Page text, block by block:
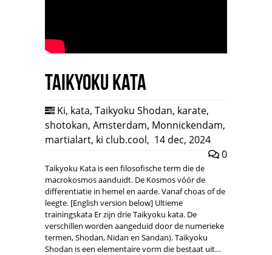
Taikyoku Kata
Ki, kata, Taikyoku Shodan, karate,
shotokan, Amsterdam, Monnickendam,
martialart, ki club.cool, 14 dec, 2024
0
Taikyoku Kata is een filosofische term die de
macrokosmos aanduidt. De Kosmos vóór de
differentiatie in hemel en aarde. Vanaf choas of de
leegte. [English version below] Ultieme
trainingskata Er zijn drie Taikyoku kata. De
verschillen worden aangeduid door de numerieke
termen, Shodan, Nidan en Sandan). Taikyoku
Shodan is een elementaire vorm die bestaat uit…